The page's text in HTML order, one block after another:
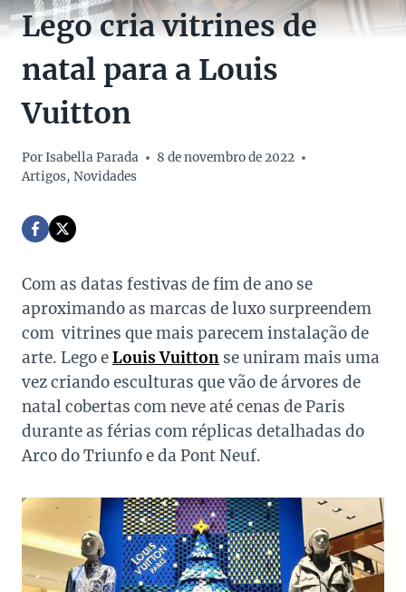
Lego cria vitrines de
natal para a Louis
Vuitton
PorIsabella Parada
8 de novembro de 2022
Artigos, Novidades
Com as datas festivas de fim de ano se
aproximando as marcas de luxo surpreendem
com vitrines que mais parecem instalação de
arte. Lego eLouis Vuitton se uniram mais uma
vez criando esculturas que vão de árvores de
natal cobertas com neve até cenas de Paris
durante as férias com réplicas detalhadas do
Arco do Triunfo e da Pont Neuf.